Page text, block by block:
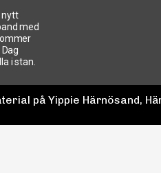
nytt
med
i stan.
på Yippie Härnösand,